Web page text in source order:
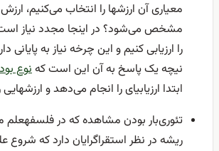
معیاری آن ارزشها را انتخاب می‌کنیم،
مشخص می‌شود؟ در اینجا مجدد نیاز
را ارزیابی کنیم و این چرخه نیاز به پایانی
نیچه یک پاسخ به آن این است کهنوع
ابتدا ارزیابیای را انجام می‌دهد و
تئوری‌بار بودن مشاهده که در
ریشه در نظر استقراگرایان دارد که شروع